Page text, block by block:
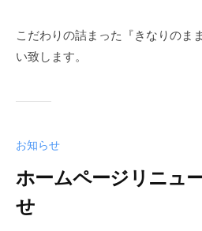
こだわりの詰まった『きなりのま
い致します。
お知らせ
ホームページリニュ
せ